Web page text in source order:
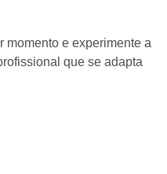
momento e experimente a
que se adapta